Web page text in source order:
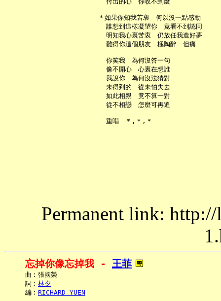
   ＊如果你知我苦衷　何以沒一點感動
     誰想到這樣凝望你　竟看不到認同
     明知我心裏苦衷　仍放任我造好夢
     難得你這個朋友　極陶醉　但痛
     你笑我　為何沒答一句
     像不開心　心裏在想誰
     我說你　為何沒法猜對
     未得到的　從未怕失去
     如此相親　竟不算一對
     從不相戀　怎麼可再追
Permanent link:
忘掉你像忘掉我 - 王菲
     曲︰張國榮
     詞︰
林夕
     編︰
RICHARD YUEN